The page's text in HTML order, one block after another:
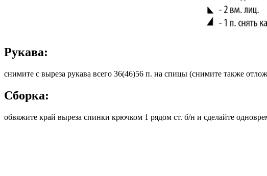
Рукава:
снимите с выреза рукава все­го 36(46)56 п. на спицы (снимите также
Сборка:
обвяжите край выреза спинки крючком 1 рядом ст. б/н и сделайте